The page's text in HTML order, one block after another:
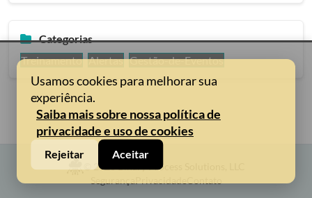
Categorias
Treinamento Alertas Gestão-de-Eventos
© 2026 Binary Process Solutions, LLC
Usamos cookies para melhorar sua
experiência.
Saiba mais sobre nossa política de
privacidade e uso de cookies
Rejeitar Aceitar